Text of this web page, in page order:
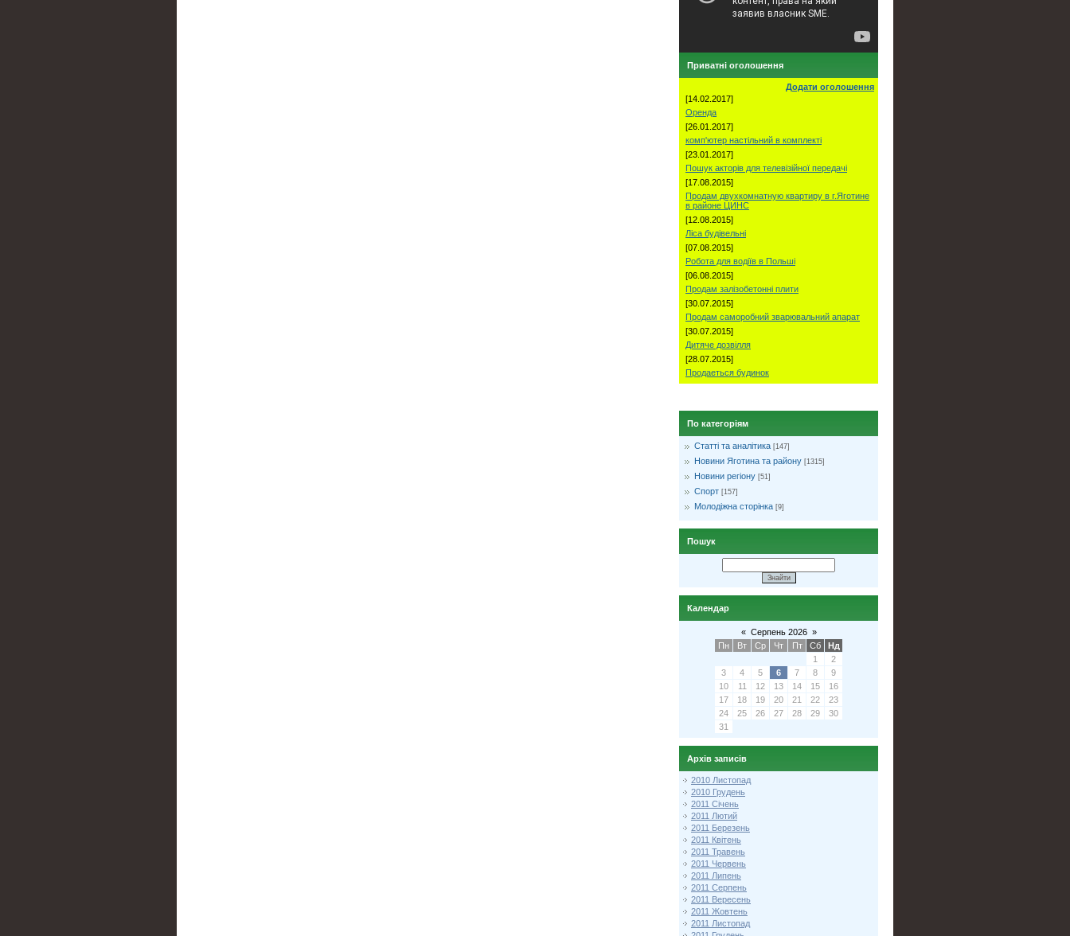
Приватні оголошення
Додати оголошення
[14.02.2017]
Оренда
[26.01.2017]
комп'ютер настільний в комплекті
[23.01.2017]
Пошук акторів для телевізійної передачі
[17.08.2015]
Продам двухкомнатную квартиру в г.Яготине
в районе ЦИНС
[12.08.2015]
Ліса будівельні
[07.08.2015]
Робота для водіїв в Польші
[06.08.2015]
Продам залізобетонні плити
[30.07.2015]
Продам саморобний зварювальний апарат
[30.07.2015]
Дитяче дозвілля
[28.07.2015]
Продаеться будинок
По категоріям
Статті та аналітика [147]
Новини Яготина та району [1315]
Новини регіону [51]
Спорт [157]
Молодіжна сторінка [9]
Пошук
Календар
« Серпень 2026 »
Пн
Вт Ср Чт Пт Сб
Нд
1
2
3
4 5 6 7 8
9
10
11 12 13 14 15
16
17
18 19 20 21 22
23
24
25 26 27 28 29
30
31
Архів записів
2010 Листопад
2010 Грудень
2011 Січень
2011 Лютий
2011 Березень
2011 Квітень
2011 Травень
2011 Червень
2011 Липень
2011 Серпень
2011 Вересень
2011 Жовтень
2011 Листопад